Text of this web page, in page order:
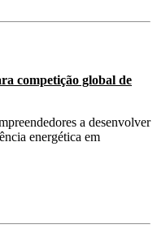
competição global de
a desenvolver
energética em